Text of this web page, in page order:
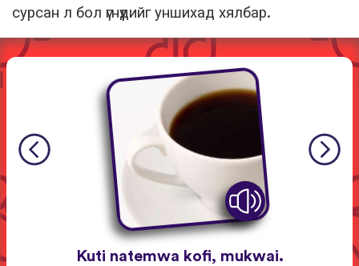
сурсан л бол үгнүүдийг уншихад хялбар.
Kuti natemwa kofi, mukwai.